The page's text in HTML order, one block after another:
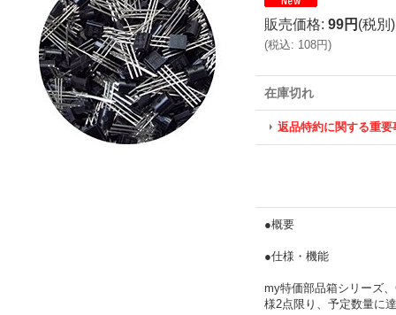
販売価格: 99円 (税別)
(税込: 108円)
在庫切れ
返品特約に関する重要
●概要
●仕様・機能
my特価部品箱シリーズ
様2点限り、予定数量に